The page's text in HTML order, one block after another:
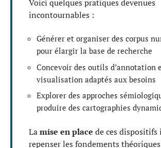
Voici quelques pratiques devenues
incontournables :
Générer et organiser des corpus
pour élargir la base de recherche
Concevoir des outils d’annotation
visualisation adaptés aux besoins
Explorer des approches
produire des cartographies
Lamise en place de ces
repenser les fondements